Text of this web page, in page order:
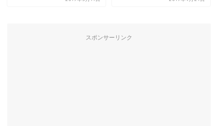
スポンサーリンク